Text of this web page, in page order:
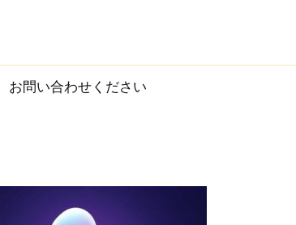
お問い合わせください